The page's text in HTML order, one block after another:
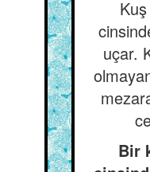
uçar.
Bir